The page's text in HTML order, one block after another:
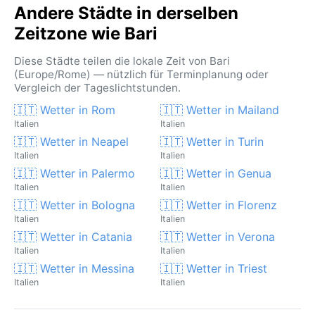
Andere Städte in derselben
Zeitzone wie Bari
Diese Städte teilen die lokale Zeit von Bari
(Europe/Rome) — nützlich für Terminplanung oder
Vergleich der Tageslichtstunden.
🇮🇹 Wetter in Rom
Italien
🇮🇹 Wetter in Mailand
Italien
🇮🇹 Wetter in Neapel
Italien
🇮🇹 Wetter in Turin
Italien
🇮🇹 Wetter in Palermo
Italien
🇮🇹 Wetter in Genua
Italien
🇮🇹 Wetter in Bologna
Italien
🇮🇹 Wetter in Florenz
Italien
🇮🇹 Wetter in Catania
Italien
🇮🇹 Wetter in Verona
Italien
🇮🇹 Wetter in Messina
Italien
🇮🇹 Wetter in Triest
Italien